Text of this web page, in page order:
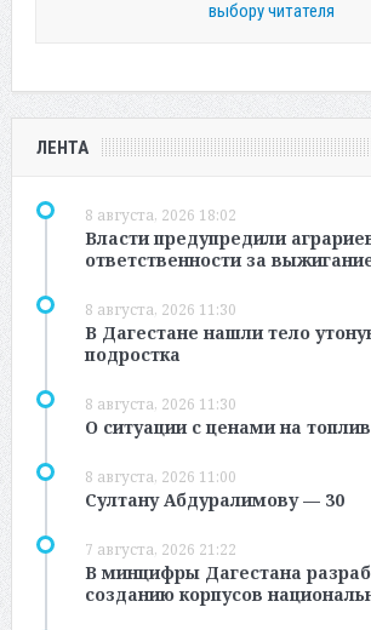
выбору читателя
ЛЕНТА
8 августа, 2026 18:02
Власти предупредили
ответственности за
8 августа, 2026 11:30
В Дагестане нашли тело
подростка
8 августа, 2026 11:30
О ситуации с ценами на
8 августа, 2026 11:00
Султану Абдуралимову — 30
7 августа, 2026 21:22
В минцифры Дагестана
созданию корпусов